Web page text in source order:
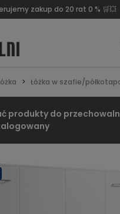
zakup do 20 rat 0 % 🛒💥
Łóżka w szafie/
produkty do